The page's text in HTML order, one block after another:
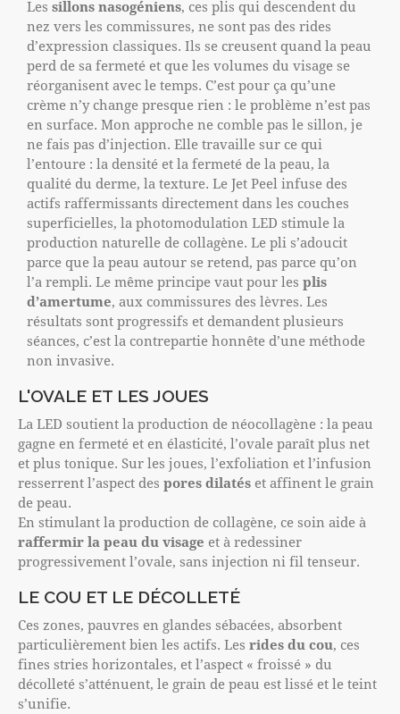
Les sillons nasogéniens, ces plis qui descendent du
nez vers les commissures, ne sont pas des rides
d’expression classiques. Ils se creusent quand la peau
perd de sa fermeté et que les volumes du visage se
réorganisent avec le temps. C’est pour ça qu’une
crème n’y change presque rien : le problème n’est pas
en surface. Mon approche ne comble pas le sillon, je
ne fais pas d’injection. Elle travaille sur ce qui
l’entoure : la densité et la fermeté de la peau, la
qualité du derme, la texture. Le Jet Peel infuse des
actifs raffermissants directement dans les couches
superficielles, la photomodulation LED stimule la
production naturelle de collagène. Le pli s’adoucit
parce que la peau autour se retend, pas parce qu’on
l’a rempli. Le même principe vaut pour les plis
d’amertume, aux commissures des lèvres. Les
résultats sont progressifs et demandent plusieurs
séances, c’est la contrepartie honnête d’une méthode
non invasive.
L'OVALE ET LES JOUES
La LED soutient la production de néocollagène : la peau
gagne en fermeté et en élasticité, l’ovale paraît plus net
et plus tonique. Sur les joues, l’exfoliation et l’infusion
resserrent l’aspect des pores dilatés et affinent le grain
de peau.
En stimulant la production de collagène, ce soin aide à
raffermir la peau du visage et à redessiner
progressivement l’ovale, sans injection ni fil tenseur.
LE COU ET LE DÉCOLLETÉ
Ces zones, pauvres en glandes sébacées, absorbent
particulièrement bien les actifs. Les rides du cou, ces
fines stries horizontales, et l’aspect « froissé » du
décolleté s’atténuent, le grain de peau est lissé et le teint
s’unifie.